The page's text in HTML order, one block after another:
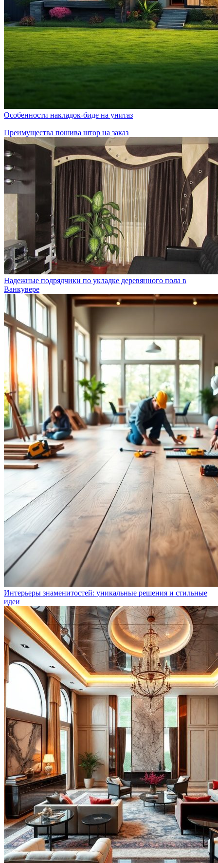
Особенности накладок-биде на унитаз
Преимущества пошива штор на заказ
Надежные подрядчики по укладке деревянного пола в
Ванкувере
Интерьеры знаменитостей: уникальные решения и стильные
идеи